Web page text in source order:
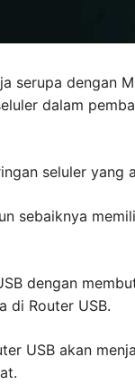
serupa dengan
dalam
seluler yang
sebaiknya
dengan
di Router USB.
USB akan